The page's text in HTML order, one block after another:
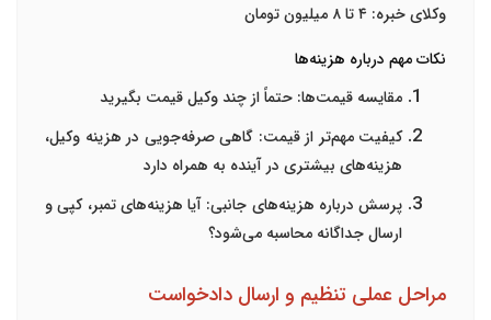
وکلای خبره: ۴ تا ۸ میلیون تومان
نکات مهم درباره هزینه‌ها
مقایسه قیمت‌ها: حتماً از چند وکیل قیمت بگیرید
کیفیت مهم‌تر از قیمت: گاهی صرفه‌جویی در هزینه وکیل،
هزینه‌های بیشتری در آینده به همراه دارد
پرسش درباره هزینه‌های جانبی: آیا هزینه‌های تمبر، کپی و
ارسال جداگانه محاسبه می‌شود؟
مراحل عملی تنظیم و ارسال دادخواست